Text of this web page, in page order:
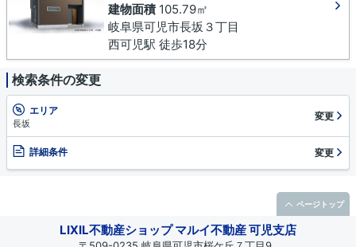
建物面積105.79㎡
岐阜県可児市長坂３丁目
西可児駅 徒歩18分
検索条件の変更
エリア
長坂
変更
詳細条件 変更
LIXIL不動産ショップ マルイ不動産 可児支店
ページトップ